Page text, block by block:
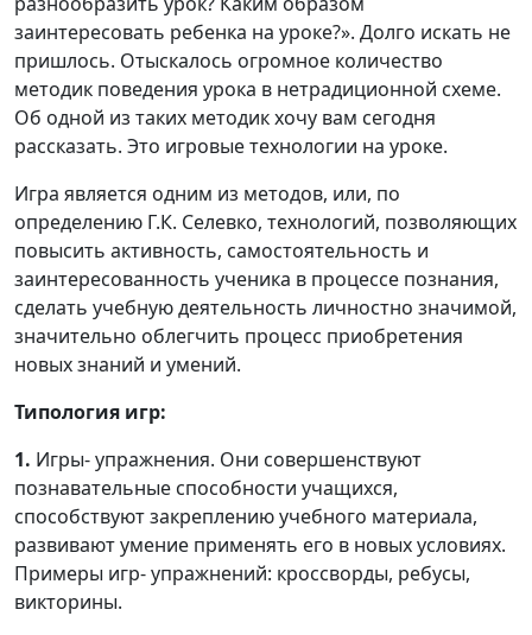
заинтересовать ребенка на уроке?». Долго искать не
пришлось. Отыскалось огромное количество
методик поведения урока в нетрадиционной схеме.
Об одной из таких методик хочу вам сегодня
рассказать. Это игровые технологии на уроке.
Игра является одним из методов, или, по
определению Г.К. Селевко, технологий, позволяющих
повысить активность, самостоятельность и
заинтересованность ученика в процессе познания,
сделать учебную деятельность личностно значимой,
значительно облегчить процесс приобретения
новых знаний и умений.
Типология игр:
1. Игры- упражнения. Они совершенствуют
познавательные способности учащихся,
способствуют закреплению учебного материала,
развивают умение применять его в новых условиях.
Примеры игр- упражнений: кроссворды, ребусы,
викторины.